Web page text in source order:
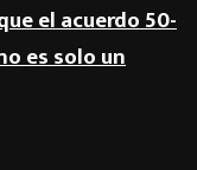
el acuerdo 50-
es solo un